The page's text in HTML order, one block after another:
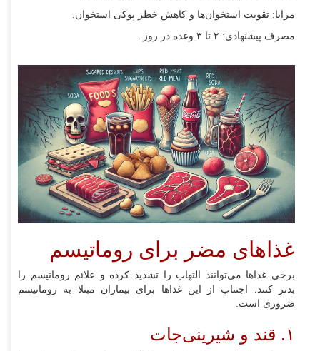
مزایا: تقویت استخوان‌ها و کاهش خطر پوکی استخوان.
مصرف پیشنهادی: ۲ تا ۳ وعده در روز.
غذاهای مضر برای روماتیسم
برخی غذاها می‌توانند التهاب را تشدید کرده و علائم روماتیسم را
بدتر کنند. اجتناب از این غذاها برای بیماران مبتلا به روماتیسم
ضروری است.
۱. قند و شیرینی‌جات